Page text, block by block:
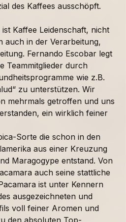
des Kaffees ausschöpft.
Kaffee Leidenschaft, nicht
auch in der Verarbeitung,
Fernando Escobar legt
Teammitglieder durch
wie z.B.
zu unterstützen. Wir
mehrmals getroffen und uns
ein wirklich feiner
Sorte die schon in den
aus einer Kreuzung
Maragogype entstand. Von
auch seine stattliche
ist unter Kennern
ausgezeichneten und
voll feiner Aromen und